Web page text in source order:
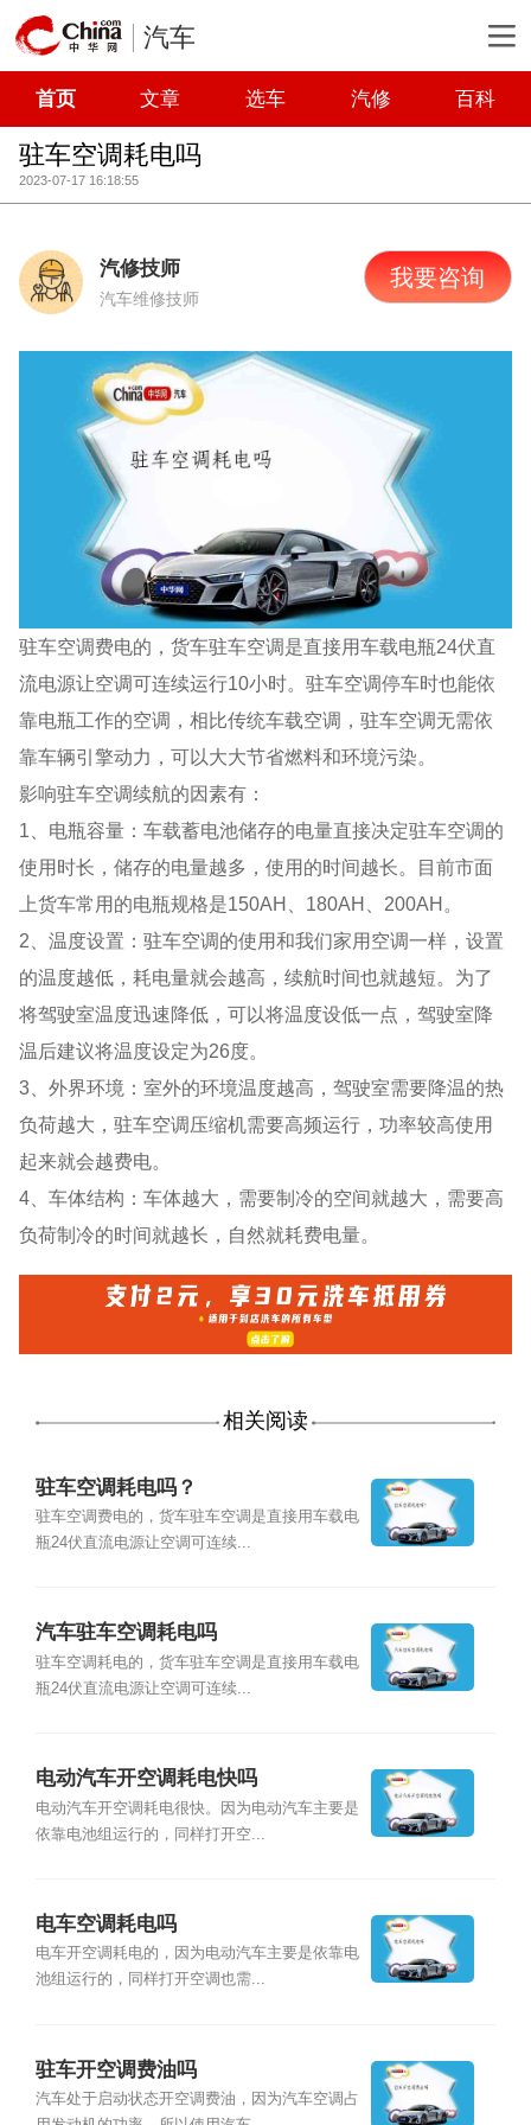
汽车
首页 文章 选车 汽修 百科
驻车空调耗电吗
2023-07-17 16:18:55
汽修技师
汽车维修技师
我要咨询
驻车空调费电的，货车驻车空调是直接用车载电瓶24伏直
流电源让空调可连续运行10小时。驻车空调停车时也能依
靠电瓶工作的空调，相比传统车载空调，驻车空调无需依
靠车辆引擎动力，可以大大节省燃料和环境污染。
影响驻车空调续航的因素有：
1、电瓶容量：车载蓄电池储存的电量直接决定驻车空调的
使用时长，储存的电量越多，使用的时间越长。目前市面
上货车常用的电瓶规格是150AH、180AH、200AH。
2、温度设置：驻车空调的使用和我们家用空调一样，设置
的温度越低，耗电量就会越高，续航时间也就越短。为了
将驾驶室温度迅速降低，可以将温度设低一点，驾驶室降
温后建议将温度设定为26度。
3、外界环境：室外的环境温度越高，驾驶室需要降温的热
负荷越大，驻车空调压缩机需要高频运行，功率较高使用
起来就会越费电。
4、车体结构：车体越大，需要制冷的空间就越大，需要高
负荷制冷的时间就越长，自然就耗费电量。
相关阅读
驻车空调耗电吗？
驻车空调费电的，货车驻车空调是直接用车载电
瓶24伏直流电源让空调可连续...
汽车驻车空调耗电吗
驻车空调耗电的，货车驻车空调是直接用车载电
瓶24伏直流电源让空调可连续...
电动汽车开空调耗电快吗
电动汽车开空调耗电很快。因为电动汽车主要是
依靠电池组运行的，同样打开空...
电车空调耗电吗
电车开空调耗电的，因为电动汽车主要是依靠电
池组运行的，同样打开空调也需...
驻车开空调费油吗
汽车处于启动状态开空调费油，因为汽车空调占